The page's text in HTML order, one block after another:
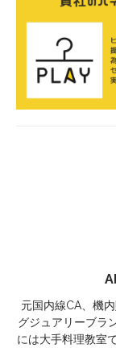
元国内線CA、機
グジュアリーブラ
には大手料理教室